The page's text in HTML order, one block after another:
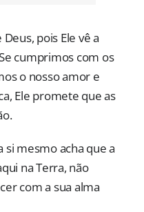
pois Ele vê a
cumprimos com os
o nosso amor e
Ele promete que as
si mesmo acha que a
na Terra, não
com a sua alma